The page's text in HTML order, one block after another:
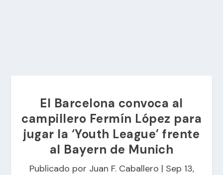
El Barcelona convoca al
campillero Fermín López para
jugar la ‘Youth League’ frente
al Bayern de Munich
Publicado por Juan F. Caballero | Sep 13,